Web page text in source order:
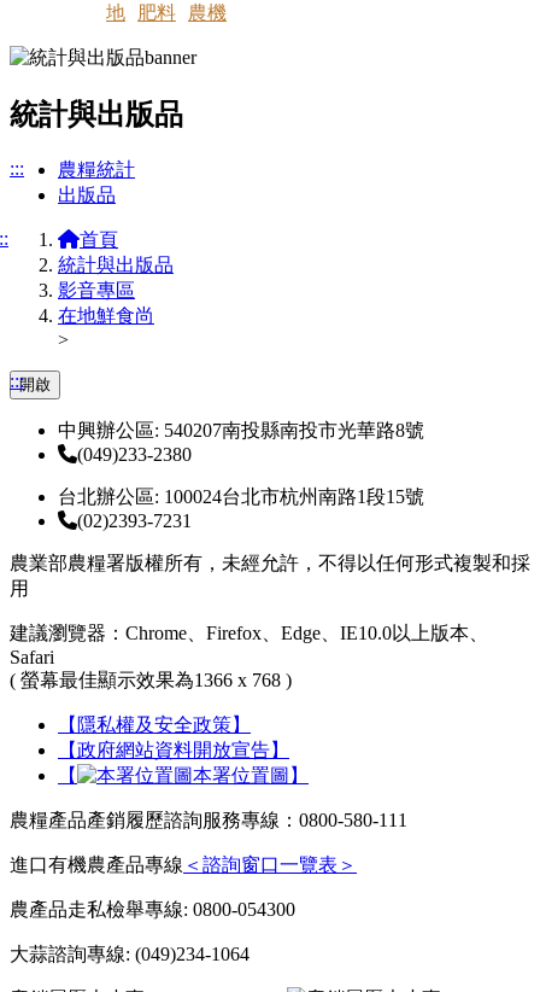
地
肥料 農機
統計與出版品
:::
農糧統計
出版品
首頁
統計與出版品
影音專區
在地鮮食尚
>
:::開啟
中興辦公區: 540207南投縣南投市光華路8號
(049)233-2380
台北辦公區: 100024台北市杭州南路1段15號
(02)2393-7231
農業部農糧署版權所有，未經允許，不得以任何形式複製和採
用
建議瀏覽器：Chrome、Firefox、Edge、IE10.0以上版本、
Safari
( 螢幕最佳顯示效果為1366 x 768 )
【隱私權及安全政策】
【政府網站資料開放宣告】
【
本署位置圖】
農糧產品產銷履歷諮詢服務專線：0800-580-111
進口有機農產品專線 ＜諮詢窗口一覽表＞
農產品走私檢舉專線: 0800-054300
大蒜諮詢專線: (049)234-1064